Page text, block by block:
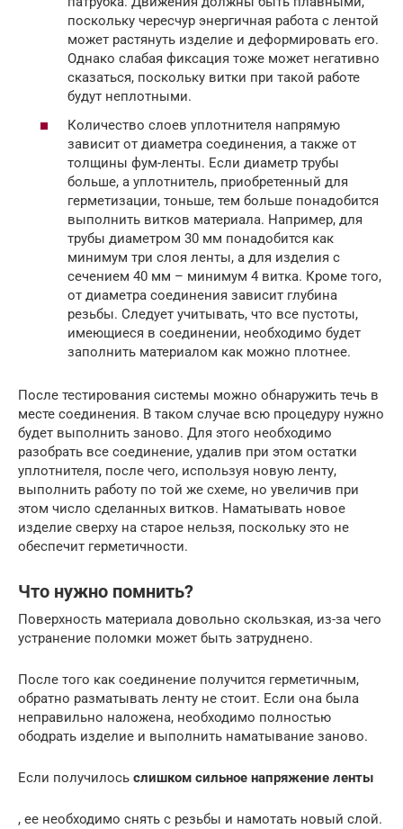
поскольку чересчур энергичная работа с лентой
может растянуть изделие и деформировать его.
Однако слабая фиксация тоже может негативно
сказаться, поскольку витки при такой работе
будут неплотными.
Количество слоев уплотнителя напрямую
зависит от диаметра соединения, а также от
толщины фум-ленты. Если диаметр трубы
больше, а уплотнитель, приобретенный для
герметизации, тоньше, тем больше понадобится
выполнить витков материала. Например, для
трубы диаметром 30 мм понадобится как
минимум три слоя ленты, а для изделия с
сечением 40 мм – минимум 4 витка. Кроме того,
от диаметра соединения зависит глубина
резьбы. Следует учитывать, что все пустоты,
имеющиеся в соединении, необходимо будет
заполнить материалом как можно плотнее.
После тестирования системы можно обнаружить течь в
месте соединения. В таком случае всю процедуру нужно
будет выполнить заново. Для этого необходимо
разобрать все соединение, удалив при этом остатки
уплотнителя, после чего, используя новую ленту,
выполнить работу по той же схеме, но увеличив при
этом число сделанных витков. Наматывать новое
изделие сверху на старое нельзя, поскольку это не
обеспечит герметичности.
Что нужно помнить?
Поверхность материала довольно скользкая, из-за чего
устранение поломки может быть затруднено.
После того как соединение получится герметичным,
обратно разматывать ленту не стоит. Если она была
неправильно наложена, необходимо полностью
ободрать изделие и выполнить наматывание заново.
Если получилось слишком сильное напряжение ленты
, ее необходимо снять с резьбы и намотать новый слой.